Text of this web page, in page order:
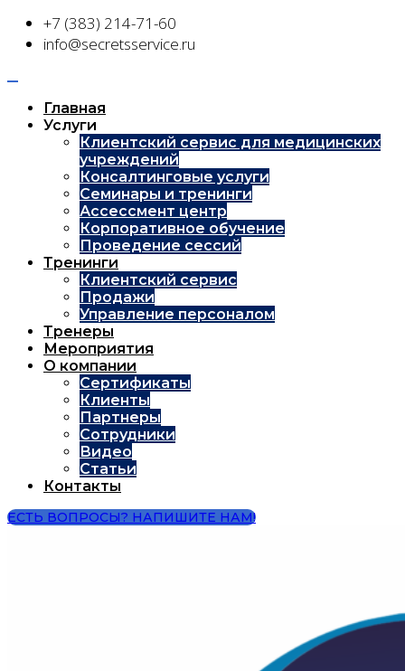
+7 (383) 214-71-60
info@secretsservice.ru
Главная
Услуги
Клиентский сервис для медицинских
учреждений
Консалтинговые услуги
Семинары и тренинги
Ассессмент центр
Корпоративное обучение
Проведение сессий
Тренинги
Клиентский сервис
Продажи
Управление персоналом
Тренеры
Мероприятия
О компании
Сертификаты
Клиенты
Партнеры
Сотрудники
Видео
Статьи
Контакты
ЕСТЬ ВОПРОСЫ? НАПИШИТЕ НАМ!